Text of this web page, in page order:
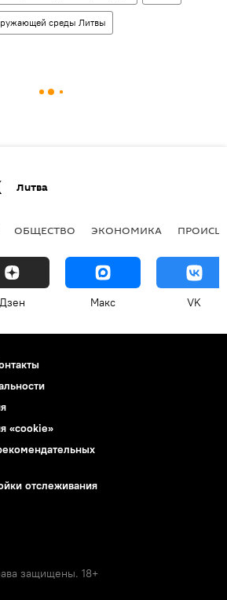
среды Литвы
Литва
ОБЩЕСТВО ЭКОНОМИКА
Дзен Макс VK
«cookie»
отслеживания
защищены. 18+